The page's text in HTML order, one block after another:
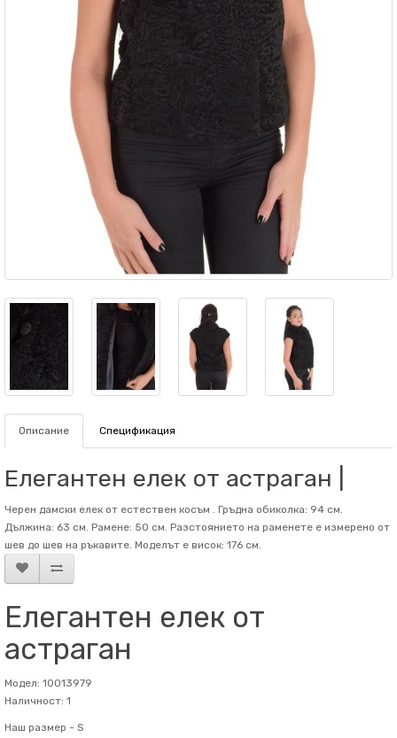
Описание Спецификация
Елегантен елек от астраган |
Черен дамски елек от естествен косъм . Гръдна обиколка: 94 см.
Дължина: 63 см. Рамене: 50 см. Разстоянието на раменете е измерено от
шев до шев на ръкавите. Mоделът е висок: 176 см.
Елегантен елек от
астраган
Модел: 10013979
Наличност: 1
Наш размер - S